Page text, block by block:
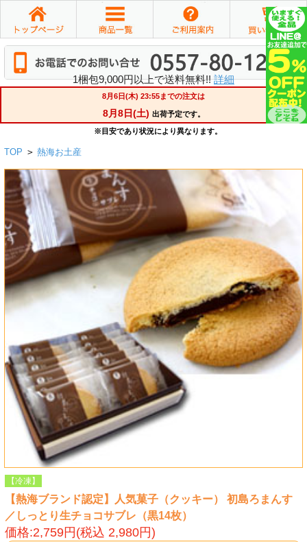
1梱包9,000円以上で送料無料!!詳細
TOP > 熱海お土産
【冷凍】
【熱海ブランド認定】人気菓子（クッキー） 初島ろまんす
／しっとり生チョコサブレ（黒14枚）
価格:2,759円(税込 2,980円)